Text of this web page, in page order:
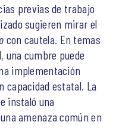
previas de trabajo
sugieren mirar el
con cautela. En temas
una cumbre puede
implementación
capacidad estatal. La
instaló una
amenaza común en